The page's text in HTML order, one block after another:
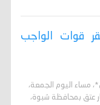
قوات الواجب
مساء اليوم الجمعة،
عتق بمحافظة شبوة،